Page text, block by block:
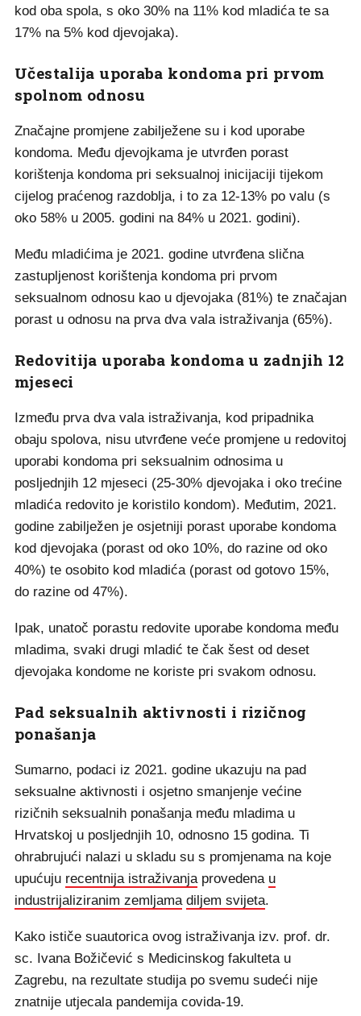
kod oba spola, s oko 30% na 11% kod mladića te sa
17% na 5% kod djevojaka).
Učestalija uporaba kondoma pri prvom
spolnom odnosu
Značajne promjene zabilježene su i kod uporabe
kondoma. Među djevojkama je utvrđen porast
korištenja kondoma pri seksualnoj inicijaciji tijekom
cijelog praćenog razdoblja, i to za 12-13% po valu (s
oko 58% u 2005. godini na 84% u 2021. godini).
Među mladićima je 2021. godine utvrđena slična
zastupljenost korištenja kondoma pri prvom
seksualnom odnosu kao u djevojaka (81%) te značajan
porast u odnosu na prva dva vala istraživanja (65%).
Redovitija uporaba kondoma u zadnjih 12
mjeseci
Između prva dva vala istraživanja, kod pripadnika
obaju spolova, nisu utvrđene veće promjene u redovitoj
uporabi kondoma pri seksualnim odnosima u
posljednjih 12 mjeseci (25-30% djevojaka i oko trećine
mladića redovito je koristilo kondom). Međutim, 2021.
godine zabilježen je osjetniji porast uporabe kondoma
kod djevojaka (porast od oko 10%, do razine od oko
40%) te osobito kod mladića (porast od gotovo 15%,
do razine od 47%).
Ipak, unatoč porastu redovite uporabe kondoma među
mladima, svaki drugi mladić te čak šest od deset
djevojaka kondome ne koriste pri svakom odnosu.
Pad seksualnih aktivnosti i rizičnog
ponašanja
Sumarno, podaci iz 2021. godine ukazuju na pad
seksualne aktivnosti i osjetno smanjenje većine
rizičnih seksualnih ponašanja među mladima u
Hrvatskoj u posljednjih 10, odnosno 15 godina. Ti
ohrabrujući nalazi u skladu su s promjenama na koje
upućuju recentnija istraživanjaprovedena u
industrijaliziranim zemljama diljem svijeta.
Kako ističe suautorica ovog istraživanja izv. prof. dr.
sc. Ivana Božičević s Medicinskog fakulteta u
Zagrebu, na rezultate studija po svemu sudeći nije
znatnije utjecala pandemija covida-19.